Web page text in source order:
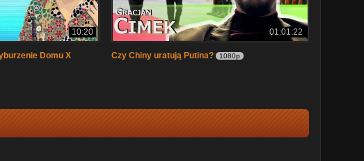
10:20
Domu X
01:01:22
Czy Chiny uratują Putina? 1080p